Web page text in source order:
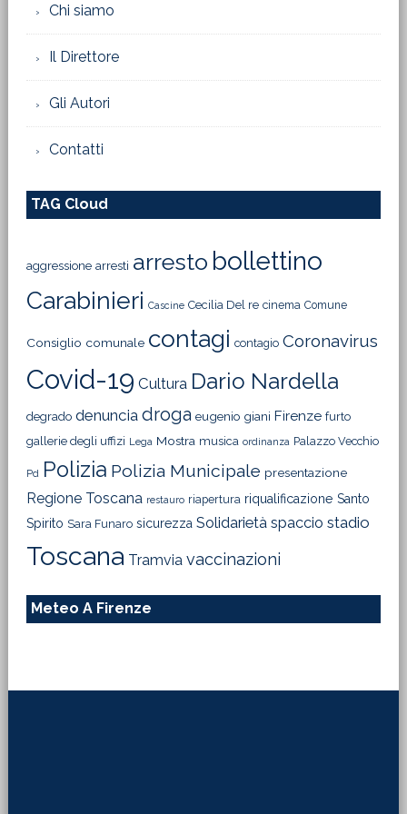
Chi siamo
Il Direttore
Gli Autori
Contatti
TAG Cloud
aggressione arresti arresto bollettino
Carabinieri Cascine Cecilia Del re cinema Comune
Consiglio comunale contagi contagio Coronavirus
Covid-19 Cultura Dario Nardella
degrado denuncia droga eugenio giani Firenze furto
gallerie degli uffizi Lega Mostra musica ordinanza Palazzo Vecchio
Pd Polizia Polizia Municipale presentazione
Regione Toscana restauro riapertura riqualificazione Santo
Spirito Sara Funaro sicurezza Solidarietà spaccio stadio
Toscana Tramvia vaccinazioni
Meteo A Firenze